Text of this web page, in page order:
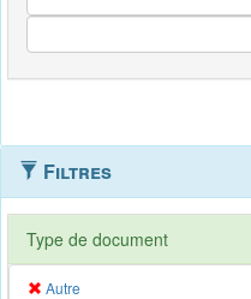
Filtres
Type de document
Autre